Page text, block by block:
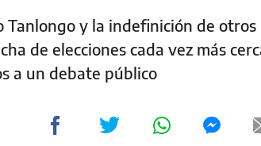
Tanlongo y la indefinición de otros
de elecciones cada vez más
a un debate público